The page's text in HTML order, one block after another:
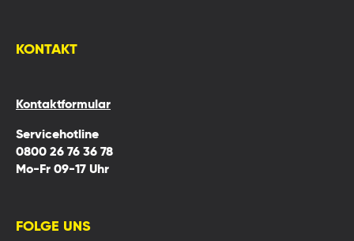
KONTAKT
Kontaktformular
Servicehotline
0800 26 76 36 78
Mo-Fr 09-17 Uhr
FOLGE UNS